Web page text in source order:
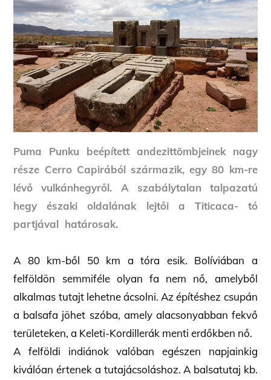
Puma Punku beépített andezittömbjeinek nagy
része Cerro Capirából származik, egy 80 km-re
lévő vulkánhegyről. A szabálytalan talpazatú
hegy északi oldalának lejtői a Titicaca- tó
partjával határosak.
A 80 km-ből 50 km a tóra esik. Bolíviában a
felföldön semmiféle olyan fa nem nő, amelyből
alkalmas tutajt lehetne ácsolni. Az építéshez csupán
a balsafa jöhet szóba, amely alacsonyabban fekvő
területeken, a Keleti-Kordillerák menti erdőkben nő.
A felföldi indiánok valóban egészen napjainkig
kiválóan értenek a tutajácsoláshoz. A balsatutaj kb.